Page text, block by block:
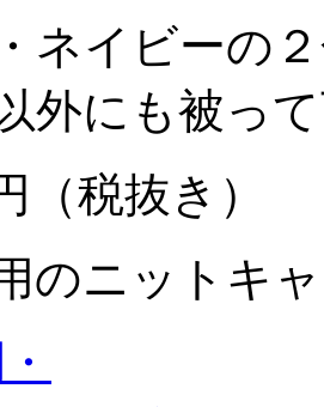
ネイビーの
外にも被っ
（税抜き）
のニットキ